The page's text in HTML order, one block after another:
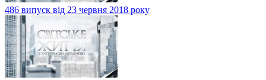
486 випуск від 23 червня 2018 року